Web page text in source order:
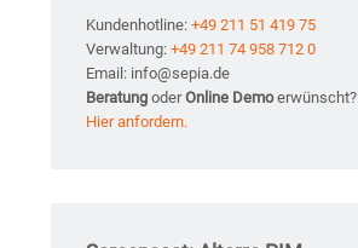
Kundenhotline: +49 211 51 419 75
Verwaltung: +49 211 74 958 712 0
Email: info@sepia.de
Beratung oderOnline Demoerwünscht?
Hier anfordern.